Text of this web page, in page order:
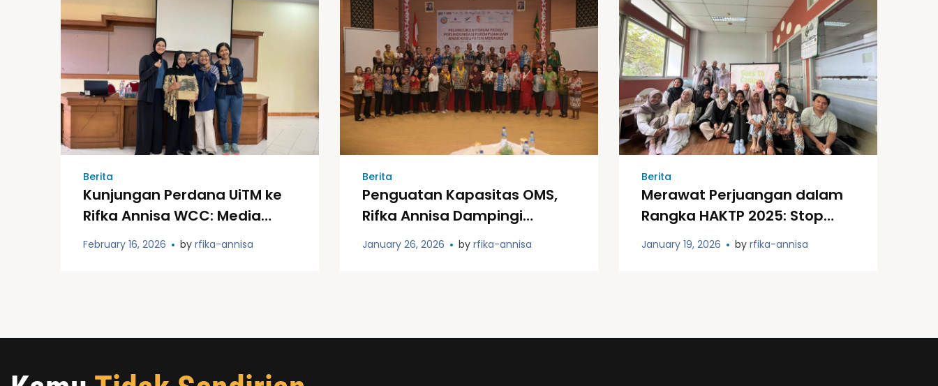
Berita
Kunjungan Perdana UiTM ke
Rifka Annisa WCC: Media
Sosial, Kesehatan Mental,
February 16, 2026 by rfika-annisa
Berita
Penguatan Kapasitas OMS,
Rifka Annisa Dampingi
Pembentukan Forum PPA
January 26, 2026 by rfika-annisa
Berita
Merawat Perjuangan dalam
Rangka HAKTP 2025: Stop
Kekerasan, Kembalikan
January 19, 2026 by rfika-annisa